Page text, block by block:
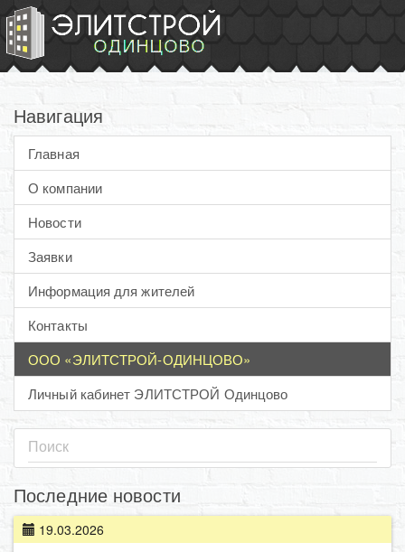
Навигация
Главная
О компании
Новости
Заявки
Информация для жителей
Контакты
ООО «ЭЛИТСТРОЙ-ОДИНЦОВО»
Личный кабинет ЭЛИТСТРОЙ Одинцово
Последние новости
19.03.2026